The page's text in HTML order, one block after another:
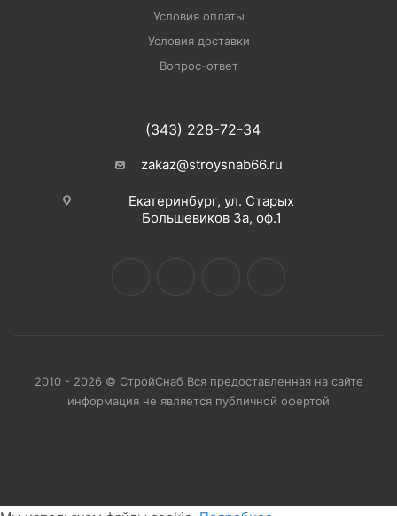
Условия оплаты
Условия доставки
Вопрос-ответ
(343) 228-72-34
zakaz@stroysnab66.ru
Екатеринбург, ул. Старых
Большевиков 3а, оф.1
2010 - 2026 © СтройСнаб Вся предоставленная на сайте
информация не является публичной офертой